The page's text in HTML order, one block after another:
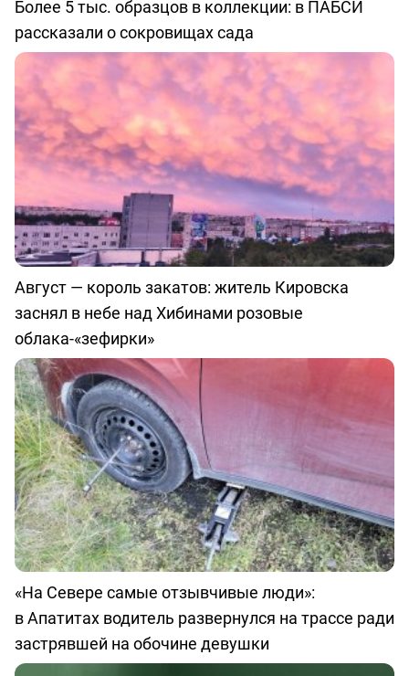
Более 5 тыс. образцов в коллекции: в ПАБСИ
рассказали о сокровищах сада
Август — король закатов: житель Кировска
заснял в небе над Хибинами розовые
облака-«зефирки»
«На Севере самые отзывчивые люди»:
в Апатитах водитель развернулся на трассе ради
застрявшей на обочине девушки